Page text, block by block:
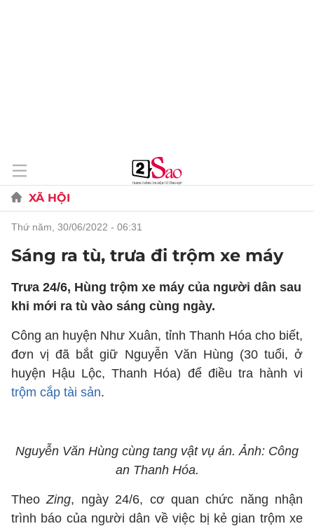
XÃ HỘI
thứ năm, 30/06/2022 - 06:31
Sáng ra tù, trưa đi trộm xe máy
Trưa 24/6, Hùng trộm xe máy của người dân sau
khi mới ra tù vào sáng cùng ngày.
Công an huyện Như Xuân, tỉnh Thanh Hóa cho biết,
đơn vị đã bắt giữ Nguyễn Văn Hùng (30 tuổi, ở
huyện Hậu Lộc, Thanh Hóa) để điều tra hành vi
trộm cắp tài sản.
Nguyễn Văn Hùng cùng tang vật vụ án. Ảnh: Công
an Thanh Hóa.
Theo Zing, ngày 24/6, cơ quan chức năng nhận
trình báo của người dân về việc bị kẻ gian trộm xe